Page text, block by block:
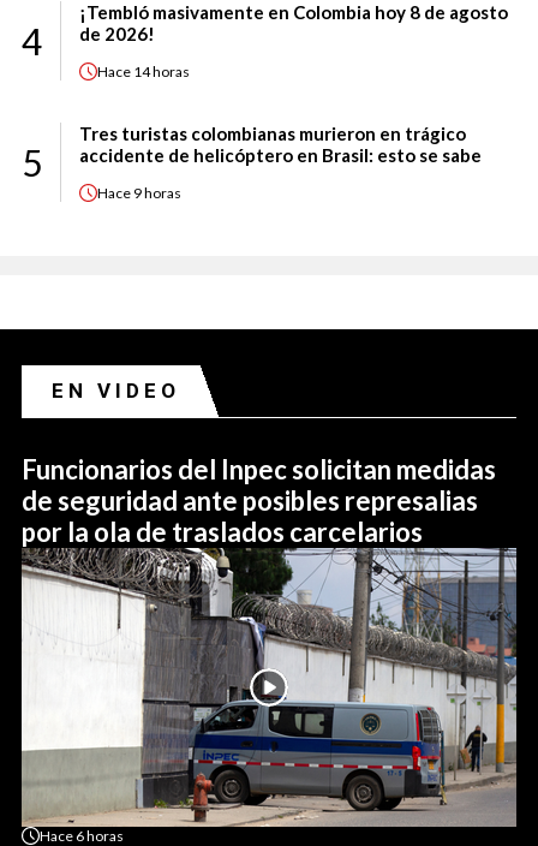
4
¡Tembló masivamente en Colombia hoy 8 de agosto
de 2026!
Hace 14 horas
5
Tres turistas colombianas murieron en trágico
accidente de helicóptero en Brasil: esto se sabe
Hace 9 horas
EN VIDEO
Funcionarios del Inpec solicitan medidas
de seguridad ante posibles represalias
por la ola de traslados carcelarios
Hace 6 horas